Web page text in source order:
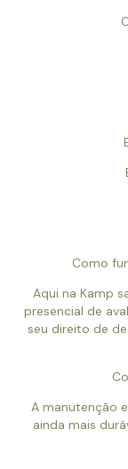
Como
Aqui na Kamp
presencial de
seu direito de
A manutenção
ainda mais